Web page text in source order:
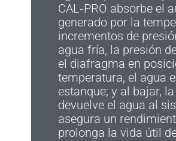
CAL‑PRO absorbe el
generado por la
incrementos de
agua fría, la presión
el diafragma en
temperatura, el agua
estanque; y al bajar,
devuelve el agua al
asegura un
prolonga la vida útil